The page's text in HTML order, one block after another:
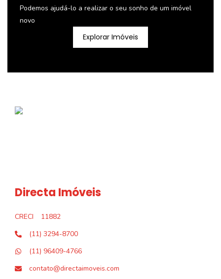
Podemos ajudá-lo a realizar o seu sonho de um imóvel
novo
Explorar Imóveis
Directa Imóveis
CRECI
11882
(11) 3294-8700
(11) 96409-4766
contato@directaimoveis.com